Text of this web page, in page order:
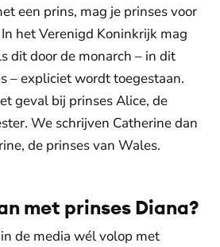
een prins, mag je prinses voor
het Verenigd Koninkrijk mag
dit door de monarch – in dit
– expliciet wordt toegestaan.
geval bij prinses Alice, de
We schrijven Catherine dan
de prinses van Wales.
met prinses Diana?
de media wél volop met